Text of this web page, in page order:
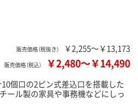
販売価格（税抜き） ￥2,255～￥13,173
販売価格（税込） ￥2,480～￥14,490
個口の2ピン式差込口を搭載した
ール製の家具や事務機などにしっ